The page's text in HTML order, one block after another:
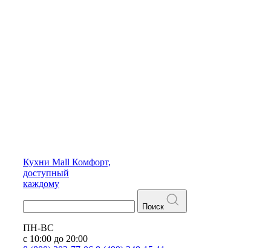
Кухни Mall Комфорт,
доступный
каждому
Поиск
ПН-ВС
с 10:00 до 20:00